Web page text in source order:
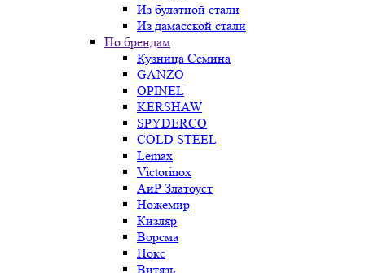
Из булатной стали
Из дамасской стали
По брендам
Кузница Семина
GANZO
OPINEL
KERSHAW
SPYDERCO
COLD STEEL
Lemax
Victorinox
АиР Златоуст
Ножемир
Кизляр
Ворсма
Нокс
Витязь